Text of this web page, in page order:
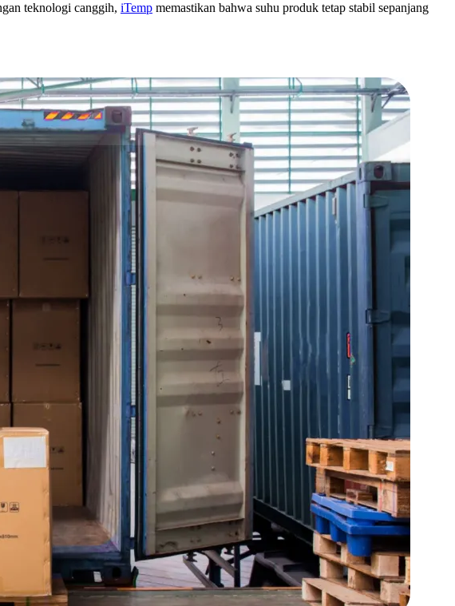
teknologi canggih, iTemp memastikan bahwa suhu produk tetap stabil sepanjang